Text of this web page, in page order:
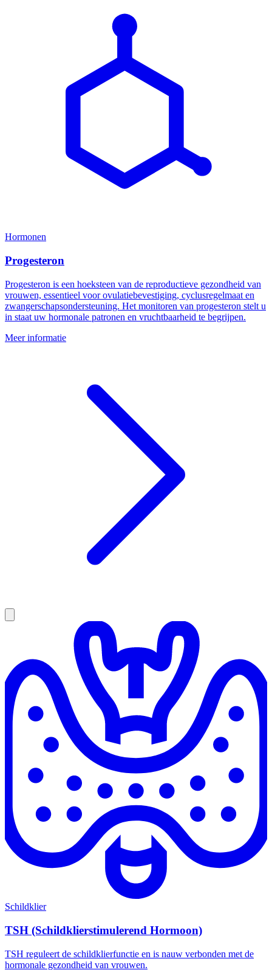
Hormonen
Progesteron
Progesteron is een hoeksteen van de reproductieve gezondheid van
vrouwen, essentieel voor ovulatiebevestiging, cyclusregelmaat en
zwangerschapsondersteuning. Het monitoren van progesteron stelt u
in staat uw hormonale patronen en vruchtbaarheid te begrijpen.
Meer informatie
Schildklier
TSH (Schildklierstimulerend Hormoon)
TSH reguleert de schildklierfunctie en is nauw verbonden met de
hormonale gezondheid van vrouwen.